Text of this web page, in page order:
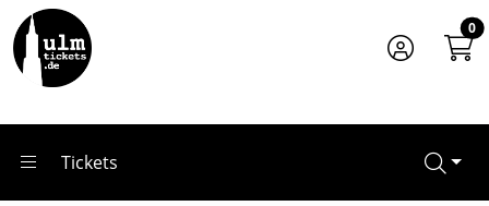
Zum Hauptinhalt springen 0
Tickets